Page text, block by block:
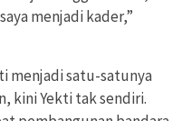
menjadi kader,”
menjadi satu-satunya
kini Yekti tak sendiri.